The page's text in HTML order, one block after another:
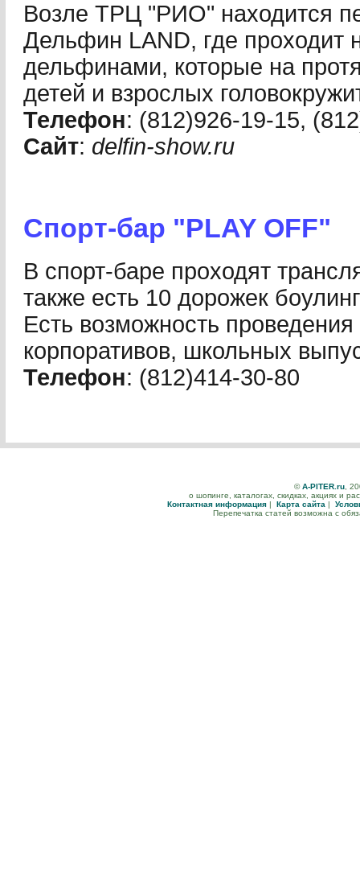
Возле ТРЦ "РИО" находится
Дельфин LAND, где проходит
дельфинами, которые на
детей и взрослых
Телефон: (812)926-19-15,
Сайт: delfin-show.ru
Спорт-бар "PLAY OFF"
В спорт-баре проходят
также есть 10 дорожек
Есть возможность
корпоративов, школьных
Телефон: (812)414-30-80
©A-PITER.ru,
о шопинге, каталогах, скидках, акциях и
Контактная информация | Карта сайта |
Перепечатка статей возможна с